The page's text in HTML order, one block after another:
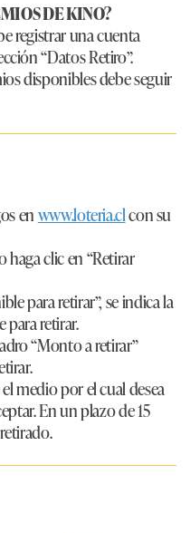
DE KINO?
registrar una cuenta
“Datos Retiro”.
disponibles debe seguir
enwww.loteria.clcon su
haga clic en “Retirar
para retirar”, se indica la
retirar.
“Monto a retirar”
medio por el cual desea
En un plazo de 15